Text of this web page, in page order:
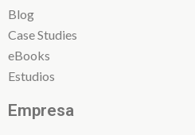
Blog
Case Studies
eBooks
Estudios
Empresa